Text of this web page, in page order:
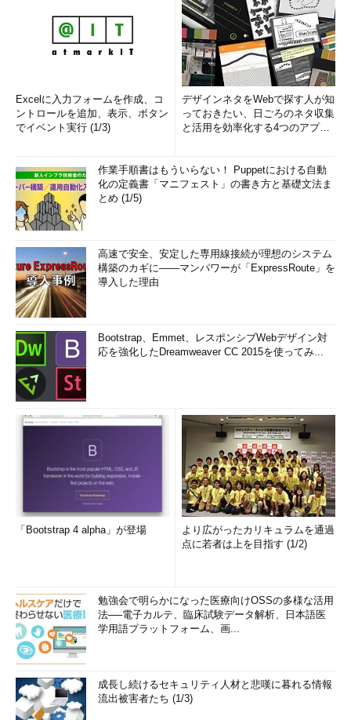
Excelに入力フォームを作成、コ
ントロールを追加、表示、ボタン
でイベント実行 (1/3)
デザインネタをWebで探す人が知
っておきたい、日ごろのネタ収集
と活用を効率化する4つのアプリ
作業手順書はもういらない！ Puppetにおける自動
化の定義書「マニフェスト」の書き方と基礎文法ま
とめ (1/5)
高速で安全、安定した専用線接続が理想のシステム
構築のカギに――マンパワーが「ExpressRoute」を
導入した理由
Bootstrap、Emmet、レスポンシブWebデザイン対
応を強化したDreamweaver CC 2015を使ってみ...
「Bootstrap 4 alpha」が登場
より広がったカリキュラムを通過
点に若者は上を目指す (1/2)
勉強会で明らかになった医療向けOSSの多様な活用
法──電子カルテ、臨床試験データ解析、日本語医
学用語プラットフォーム、画...
成長し続けるセキュリティ人材と悲嘆に暮れる情報
流出被害者たち (1/3)